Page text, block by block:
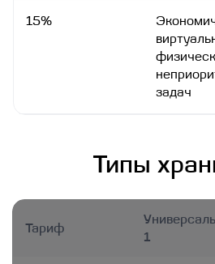
15%
задач
Типы
Тариф
1